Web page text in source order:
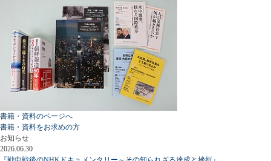
書籍・資料のページへ
書籍・資料をお求めの方
お知らせ
2026.06.30